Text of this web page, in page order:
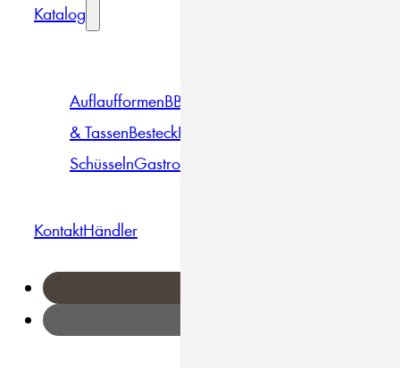
Katalog
AuflaufformenBBQ
& TassenBesteckBowls &
SchüsselnGastro
KontaktHändler